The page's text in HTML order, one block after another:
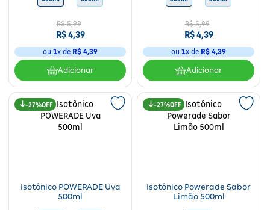
R$ 5,99
R$4,39
ou 1x de R$ 4,39
Adicionar
R$ 5,99
R$4,39
ou 1x de R$ 4,39
Adicionar
27%
Isotônico POWERADE Uva
500ml
27%
Isotônico Powerade Sabor
Limão 500ml